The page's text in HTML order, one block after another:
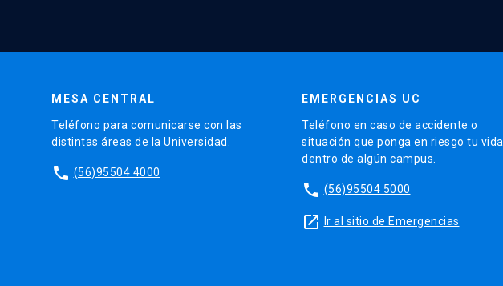
MESA CENTRAL
Teléfono para comunicarse con las
distintas áreas de la Universidad.
phone (56)95504 4000
EMERGENCIAS UC
Teléfono en caso de accidente o
situación que ponga en riesgo tu vida
dentro de algún campus.
phone (56)95504 5000
launch Ir al sitio de Emergencias